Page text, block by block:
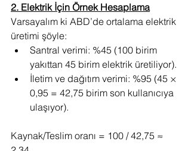
2. Elektrik İçin Örnek Hesaplama
Varsayalım ki ABD’de ortalama elektrik
üretimi şöyle:
Santral verimi: %45 (100 birim
yakıttan 45 birim elektrik üretiliyor).
İletim ve dağıtım verimi: %95 (45 ×
0,95 = 42,75 birim son kullanıcıya
ulaşıyor).
Kaynak/Teslim oranı = 100 / 42,75 ≈